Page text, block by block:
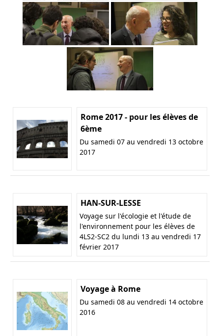
Rome 2017 - pour les élèves de
6ème
Du samedi 07 au vendredi 13 octobre
2017
HAN-SUR-LESSE
Voyage sur l'écologie et l'étude de
l'environnement pour les élèves de
4LS2-SC2 du lundi 13 au vendredi 17
février 2017
Voyage à Rome
Du samedi 08 au vendredi 14 octobre
2016